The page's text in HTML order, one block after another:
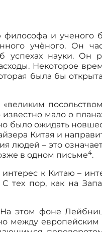
и ученого
учёного. Он
успехах науки.
Некоторое
была бы
«великим
мало о
было ожидать
Китая и
– это
в одном письме4.
к Китаю –
тех пор, как на
этом фоне
между